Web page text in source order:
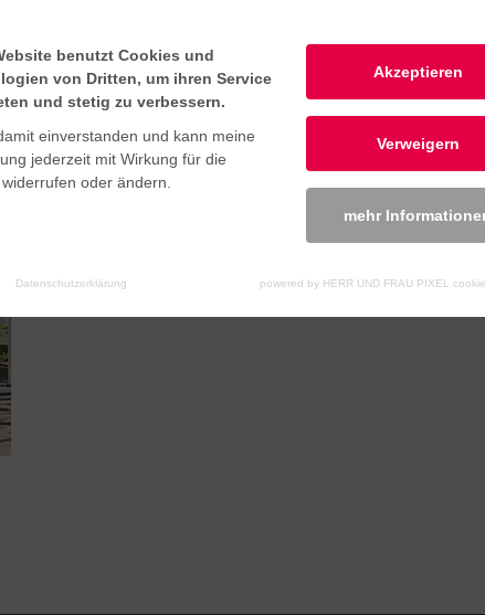
benutzt Cookies und
von Dritten, um ihren Service
und stetig zu verbessern.
einverstanden und kann meine
jederzeit mit Wirkung für die
oder ändern.
Akzeptieren
Verweigern
mehr
Datenschutzerklärung powered by HERR UND FRAU PIXEL